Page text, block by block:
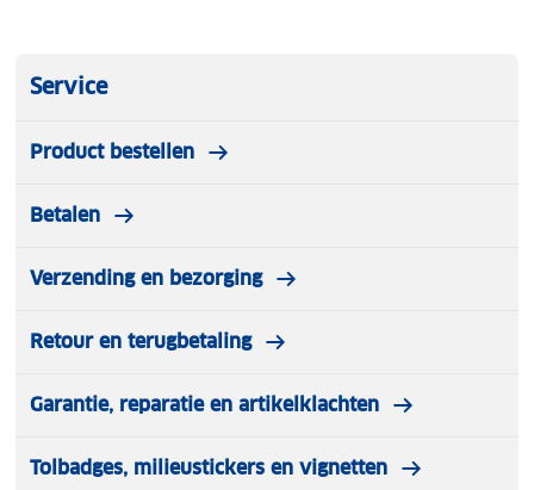
Service
Product bestellen
Betalen
Verzending en bezorging
Retour en terugbetaling
Garantie, reparatie en artikelklachten
Tolbadges, milieustickers en vignetten